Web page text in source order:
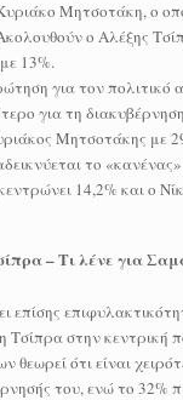
Μητσοτάκη, ο
ο Αλέξης
13%.
για τον πολιτικό
για τη
Μητσοτάκης με
το
14,2% και ο
– Τι λένε για
επίσης
Τσίπρα στην κεντρική
θεωρεί ότι είναι
του, ενώ το 32%